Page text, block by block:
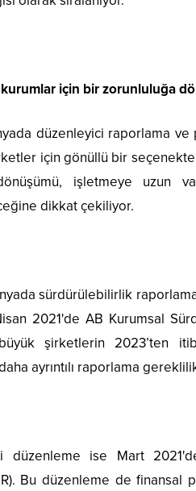
kurumlar için bir zorunluluğa
düzenleyici raporlama
için gönüllü bir
işletmeye uzun
dikkat çekiliyor.
sürdürülebilirlik
2021'de AB Kurumsal
şirketlerin 2023’ten
ayrıntılı raporlama
ise Mart
Bu düzenleme de finansal